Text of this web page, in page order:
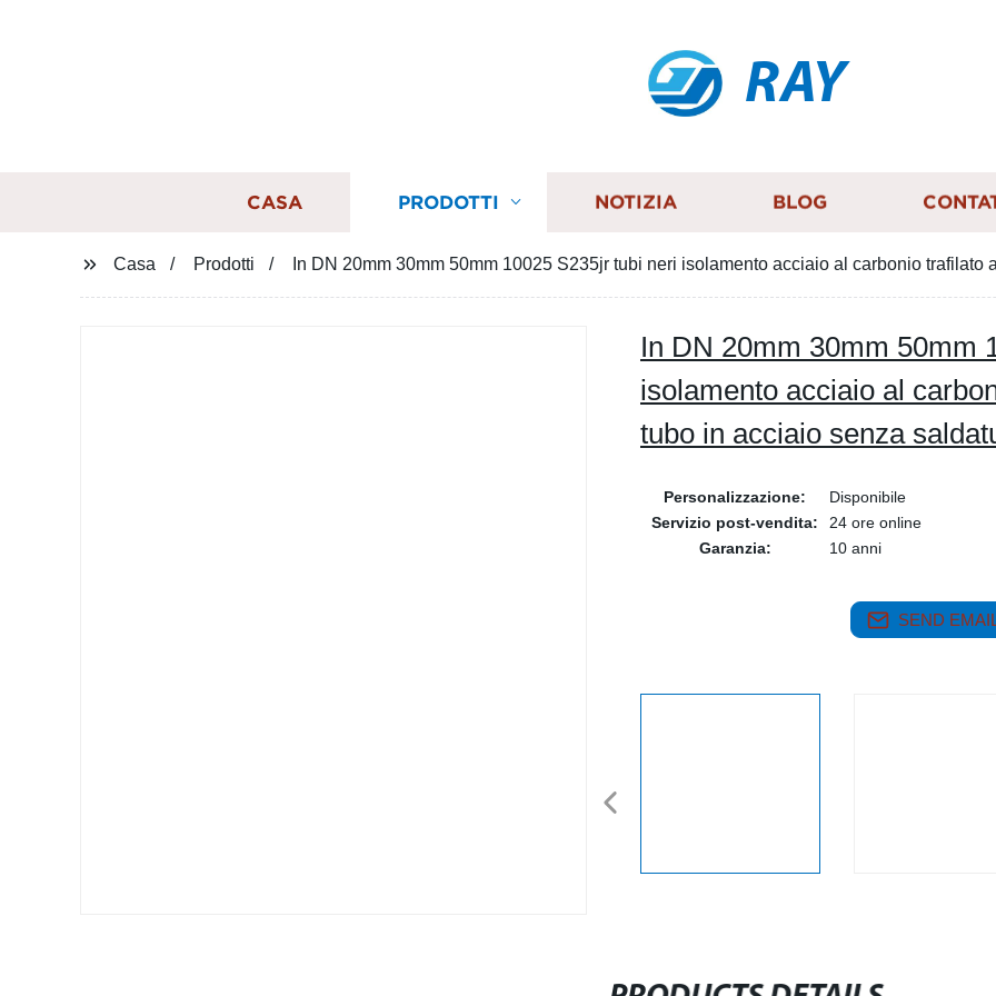
RAY
CASA PRODOTTI NOTIZIA BLOG
Casa Prodotti In DN 20mm 30mm 50mm 10025 S235jr tubi neri isolamento acciaio al carbonio
In DN 20mm 30mm 50mm
isolamento acciaio al
tubo in acciaio senza
Personalizzazione:
Disponibile
Servizio post-vendita:
24 ore online
Garanzia:
10 anni
SEND